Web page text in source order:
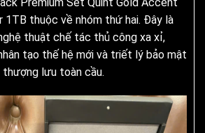
1TB thuộc về nhóm thứ hai. Đây là
thuật chế tác thủ công xa xỉ,
tạo thế hệ mới và triết lý bảo mật
thượng lưu toàn cầu.